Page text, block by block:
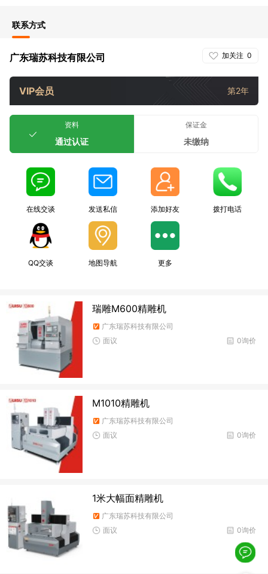
联系方式
加关注 0
广东瑞苏科技有限公司
VIP会员 第2年
资料
通过认证
保证金
未缴纳
在线交谈 发送私信 添加好友 拨打电话
QQ交谈 地图导航 更多
瑞雕M600精雕机
广东瑞苏科技有限公司
0询价
面议
M1010精雕机
广东瑞苏科技有限公司
0询价
面议
1米大幅面精雕机
广东瑞苏科技有限公司
0询价
面议